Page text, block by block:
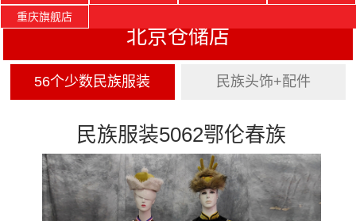
重庆旗舰店
北京仓储店
56个少数民族服装 民族头饰+配件
民族服装5062鄂伦春族